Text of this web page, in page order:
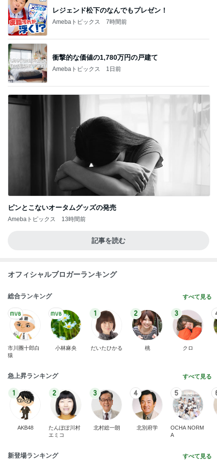
レジェンド松下のなんでもプレゼン！
Amebaトピックス 7時間前
衝撃的な価値の1,780万円の戸建て
Amebaトピックス 1日前
ピンとこないオータムグッズの発売
Amebaトピックス 13時間前
記事を読む
オフィシャルブロガーランキング
総合ランキング すべて見る
市川團十郎白
猿
小林麻央
1
だいたひかる
2
桃
3
クロ
急上昇ランキング すべて見る
1
AKB48
2
たんぽぽ川村
エミコ
3
北村総一朗
4
北別府学
5
OCHA NORM
A
新登場ランキング すべて見る